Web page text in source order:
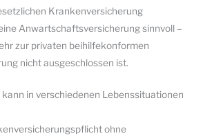
Krankenversicherung
Anwartschaftsversicherung sinnvoll –
zur privaten beihilfekonformen
nicht ausgeschlossen ist.
in verschiedenen Lebenssituationen
ohne